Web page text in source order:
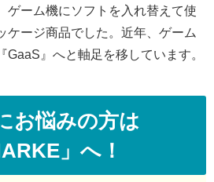
ゲーム機にソフトを入れ替えて使
ケージ商品でした。近年、ゲーム
GaaS』へと軸足を移しています。
お悩みの方は
」へ！